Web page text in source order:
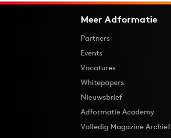
Meer Adformatie
Partners
Events
Vacatures
Whitepapers
Nieuwsbrief
Adformatie Academy
Volledig Magazine Archief